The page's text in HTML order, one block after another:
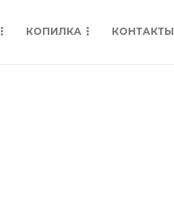
КОПИЛКА КОНТАКТЫ